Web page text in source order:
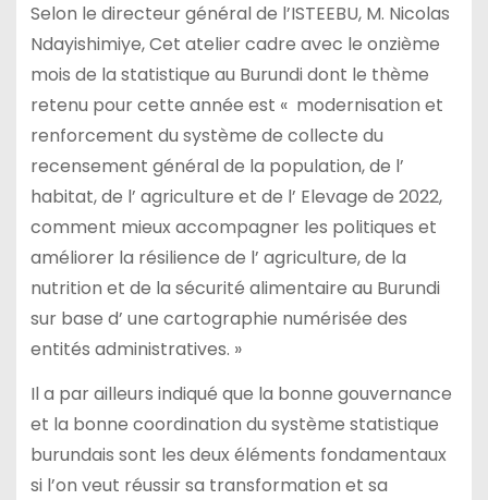
Selon le directeur général de l’ISTEEBU, M. Nicolas
Ndayishimiye, Cet atelier cadre avec le onzième
mois de la statistique au Burundi dont le thème
retenu pour cette année est « modernisation et
renforcement du système de collecte du
recensement général de la population, de l’
habitat, de l’ agriculture et de l’ Elevage de 2022,
comment mieux accompagner les politiques et
améliorer la résilience de l’ agriculture, de la
nutrition et de la sécurité alimentaire au Burundi
sur base d’ une cartographie numérisée des
entités administratives. »
Il a par ailleurs indiqué que la bonne gouvernance
et la bonne coordination du système statistique
burundais sont les deux éléments fondamentaux
si l’on veut réussir sa transformation et sa